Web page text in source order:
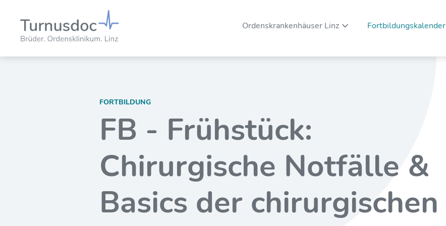
Ordenskrankenhäuser Linz Unternavigation ein-/ausblenden
Fortbildungskalender
FORTBILDUNG
FB - Frühstück:
Chirurgische Notfälle &
Basics der chirurgischen